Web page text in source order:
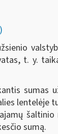
t. y.
sumas
lentelėje
sumą.